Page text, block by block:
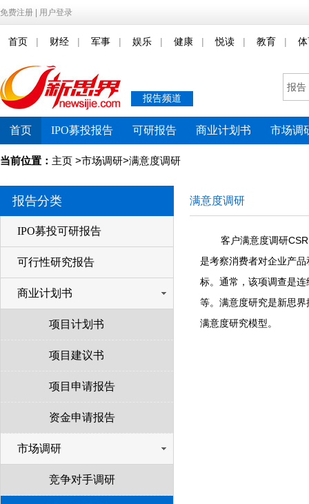
免费注册 用户登录
首页 | 财经 | 军事 | 娱乐 | 健康 | 悦读 | 教育 |
报告频道
报告
首页 IPO募投报告 可研报告 商业计划书 市场调
当前位置： 主页 >市场调研>满意度调研
报告分类
IPO募投可研报告
可行性研究报告
商业计划书
项目计划书
项目建议书
项目申请报告
资金申请报告
市场调研
竞争对手调研
满意度调研
客户满意度调研
是考察消费者对企业产
标。通常，该项调查是
等。满意度研究是新思
满意度研究模型。